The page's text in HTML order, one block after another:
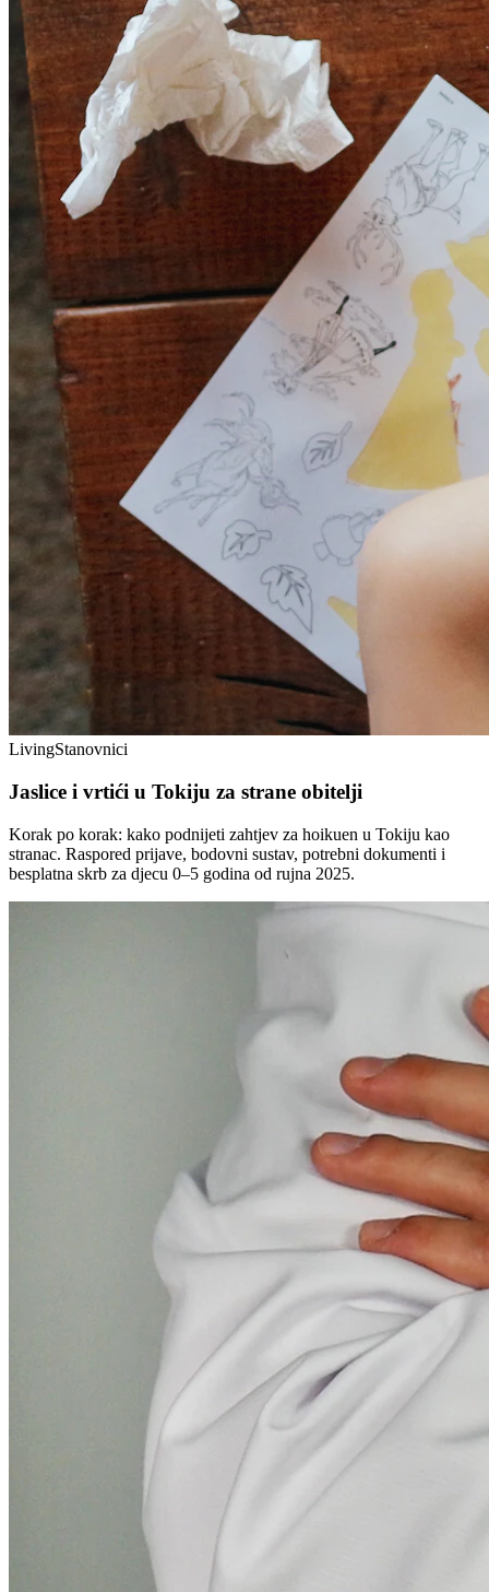
LivingStanovnici
Jaslice i vrtići u Tokiju za strane obitelji
Korak po korak: kako podnijeti zahtjev za hoikuen u Tokiju kao
stranac. Raspored prijave, bodovni sustav, potrebni dokumenti i
besplatna skrb za djecu 0–5 godina od rujna 2025.